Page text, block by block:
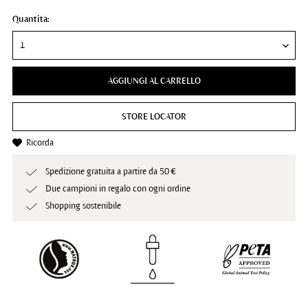
Quantità:
AGGIUNGI AL CARRELLO
STORE LOCATOR
Ricorda
Spedizione gratuita a partire da 50 €
Due campioni in regalo con ogni ordine
Shopping sostenibile